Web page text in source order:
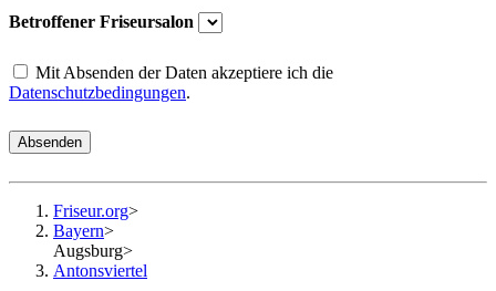
Betroffener Friseursalon
Mit Absenden der Daten akzeptiere ich die
Datenschutzbedingungen.
Absenden
Friseur.org>
Bayern>
Augsburg>
Antonsviertel